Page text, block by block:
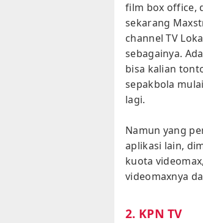
film box office,
sekarang
channel TV
sebagainya.
bisa kalian
sepakbola
lagi.
Namun yang
aplikasi lain,
kuota
videomaxnya
2. KPN TV